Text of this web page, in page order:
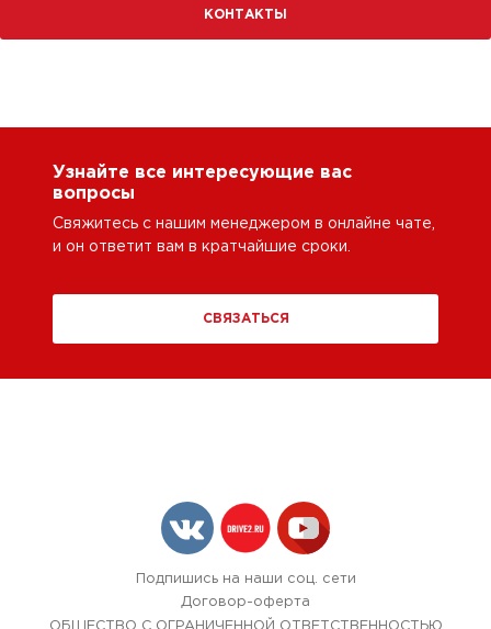
КОНТАКТЫ
Узнайте все интересующие вас
вопросы
Свяжитесь с нашим менеджером в онлайне чате,
и он ответит вам в кратчайшие сроки.
СВЯЗАТЬСЯ
Подпишись на наши соц. сети
Договор-оферта
ОБЩЕСТВО С ОГРАНИЧЕННОЙ ОТВЕТСТВЕННОСТЬЮ